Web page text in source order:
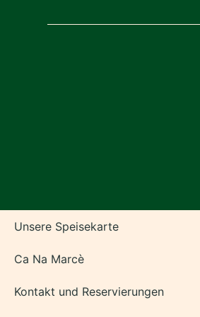
Unsere Speisekarte
Ca Na Marcè
Kontakt und Reservierungen